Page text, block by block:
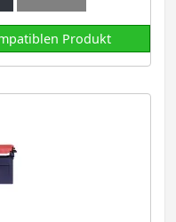
Produkt